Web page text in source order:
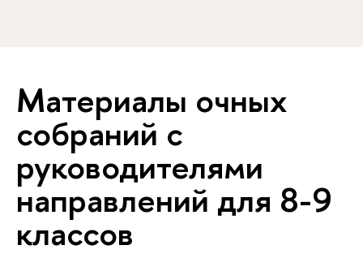
Материалы очных
собраний с
руководителями
направлений для 8-9
классов